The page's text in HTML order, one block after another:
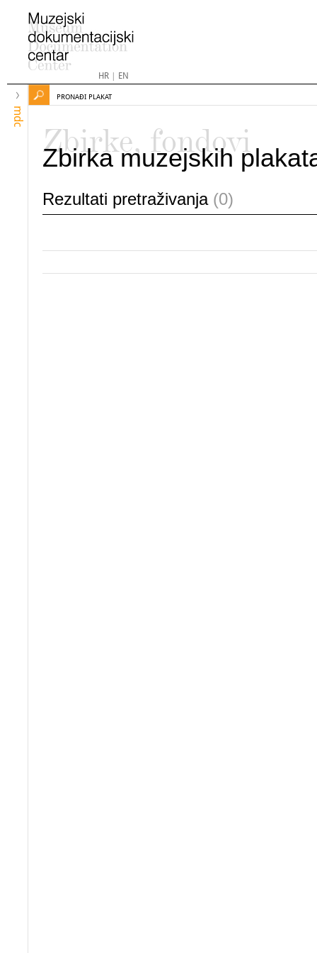
HR| EN
mdc
PRONAĐI PLAKAT
Zbirke, fondovi
Zbirka muzejskih
Rezultati pretraživanja (0)